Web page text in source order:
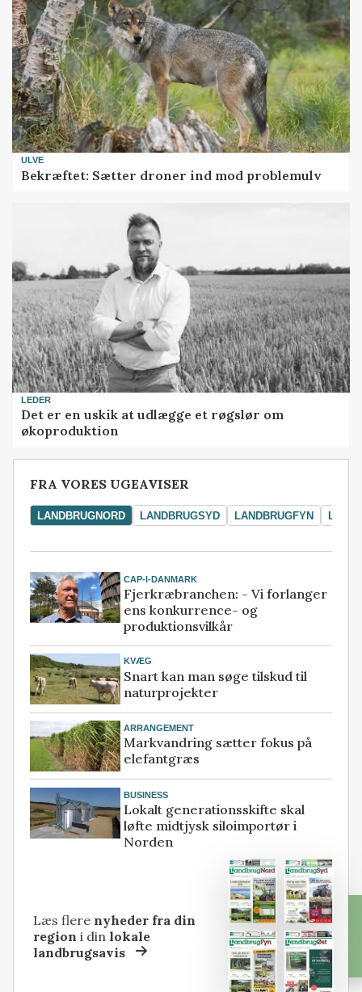
ULVE
Bekræftet: Sætter droner ind mod problemulv
LEDER
Det er en uskik at udlægge et røgslør om
økoproduktion
FRA VORES UGEAVISER
LANDBRUGNORD LANDBRUGSYD LANDBRUGFYN
CAP-I-DANMARK
Fjerkræbranchen: - Vi forlanger
ens konkurrence- og
produktionsvilkår
KVÆG
Snart kan man søge tilskud til
naturprojekter
ARRANGEMENT
Markvandring sætter fokus på
elefantgræs
BUSINESS
Lokalt generationsskifte skal
løfte midtjysk siloimportør i
Norden
Læs flere nyheder fra din
region i dinlokale
landbrugsavis